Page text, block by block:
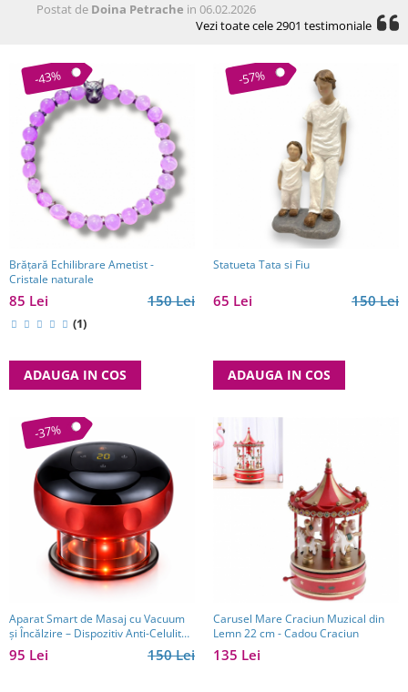
Postat de Doina Petrache in 06.02.2026
Vezi toate cele 2901 testimoniale
-43%
Brăţară Echilibrare Ametist -
Cristale naturale
150 Lei
85 Lei
(1)
ADAUGA IN COS
-57%
Statueta Tata si Fiu
150 Lei
65 Lei
ADAUGA IN COS
-37%
Aparat Smart de Masaj cu Vacuum
și Încălzire – Dispozitiv Anti-Celulită
pentru Circulație și Relaxare
Musculară
150 Lei
95 Lei
Carusel Mare Craciun Muzical din
Lemn 22 cm - Cadou Craciun
135 Lei